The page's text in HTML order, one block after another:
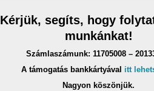
Kérjük, segíts, hogy
munkánkat!
Számlaszámunk: 11705008 –
A támogatás bankkártyával itt
Nagyon köszönjük.